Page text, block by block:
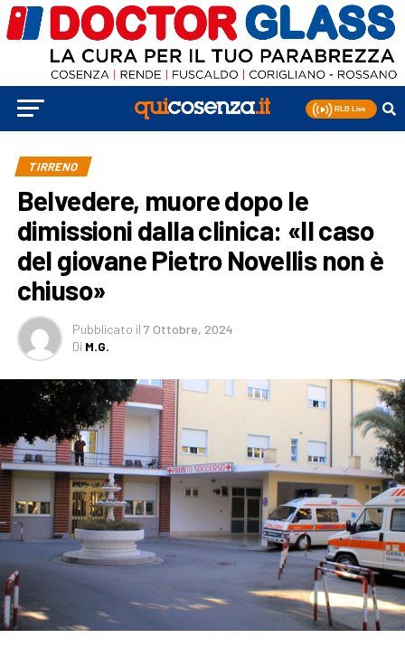
TIRRENO
Belvedere, muore dopo le
dimissioni dalla clinica: «Il caso
del giovane Pietro Novellis non è
chiuso»
Pubblicato il 7 Ottobre, 2024
Di M.G.